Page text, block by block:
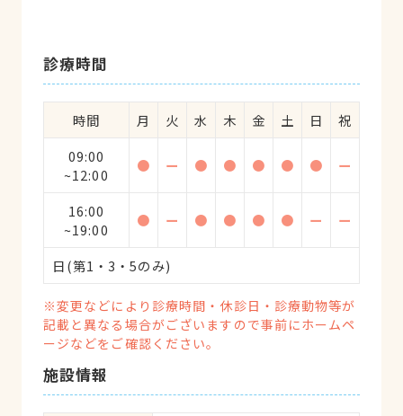
診療時間
時間 月 火 水 木 金 土 日
祝
09:00
~12:00
● ー ● ● ● ● ● ー
16:00
~19:00
● ー ● ● ● ● ー ー
日(第1・3・5のみ)
※変更などにより診療時間・休診日・診療動物等が
記載と異なる場合がございますので事前にホームペ
ージなどをご確認ください。
施設情報